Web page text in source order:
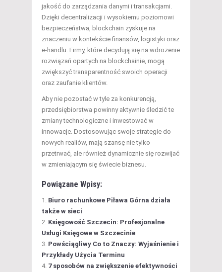
jakość do zarządzania danymi i transakcjami.
Dzięki decentralizacji i wysokiemu poziomowi
bezpieczeństwa, blockchain zyskuje na
znaczeniu w kontekście finansów, logistyki oraz
e-handlu. Firmy, które decydują się na wdrożenie
rozwiązań opartych na blockchainie, mogą
zwiększyć transparentność swoich operacji
oraz zaufanie klientów.
Aby nie pozostać w tyle za konkurencją,
przedsiębiorstwa powinny aktywnie śledzić te
zmiany technologiczne i inwestować w
innowacje. Dostosowując swoje strategie do
nowych realiów, mają szansę nie tylko
przetrwać, ale również dynamicznie się rozwijać
w zmieniającym się świecie biznesu.
Powiązane Wpisy:
Biuro rachunkowe Piława Górna działa
także w sieci
Księgowość Szczecin: Profesjonalne
Usługi Księgowe w Szczecinie
Powściągliwy Co to Znaczy: Wyjaśnienie i
Przykłady Użycia Terminu
7 sposobów na zwiększenie efektywności